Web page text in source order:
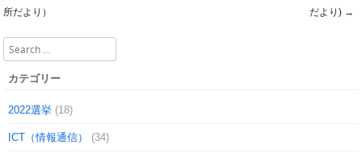
Post navigation
所だより）
だより) →
Search
カテゴリー
2022選挙 (18)
ICT（情報通信） (34)